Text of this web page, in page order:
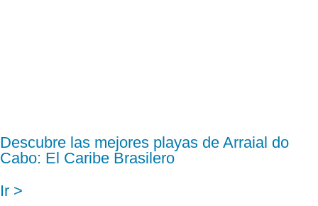
Descubre las mejores playas de Arraial do
Cabo: El Caribe Brasilero
Ir >